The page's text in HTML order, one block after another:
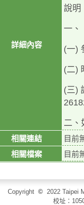
詳細內容
說明
一、
(一)
(二)
(三)
二、
相關連結
目前
相關檔案
目前
Copyright © 2022 Taipei
校址：